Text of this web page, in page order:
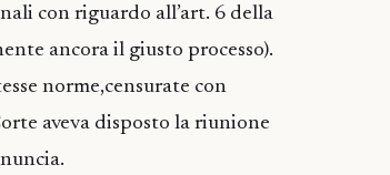
con riguardo all’art. 6 della
ancora il giusto processo).
norme,censurate con
aveva disposto la riunione